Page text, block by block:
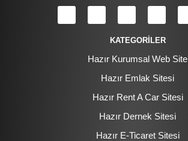
KATEGORİLER
Hazır Kurumsal Web Site
Hazır Emlak Sitesi
Hazır Rent A Car Sitesi
Hazır Dernek Sitesi
Hazır E-Ticaret Sitesi